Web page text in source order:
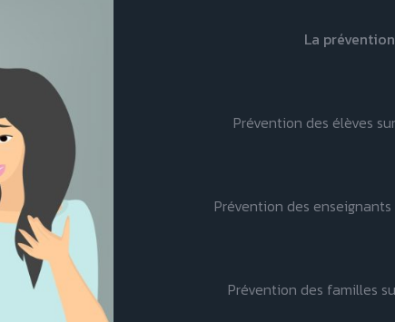
La
Prévention des élèves
Prévention des
Prévention des familles